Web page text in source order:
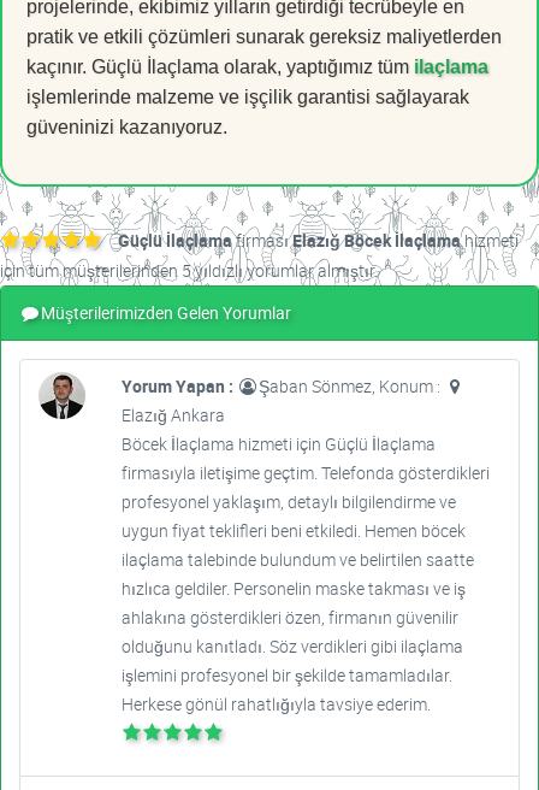
projelerinde, ekibimiz yılların getirdiği tecrübeyle en
pratik ve etkili çözümleri sunarak gereksiz maliyetlerden
kaçınır. Güçlü İlaçlama olarak, yaptığımız tüm ilaçlama
işlemlerinde malzeme ve işçilik garantisi sağlayarak
güveninizi kazanıyoruz.
Güçlü İlaçlamafirmasıElazığ Böcek İlaçlamahizmeti
için tüm müşterilerinden 5 yıldızlı yorumlar almıştır.
Müşterilerimizden Gelen Yorumlar
Yorum Yapan :
Şaban Sönmez, Konum :
Elazığ Ankara
Böcek İlaçlama hizmeti için Güçlü İlaçlama
firmasıyla iletişime geçtim. Telefonda gösterdikleri
profesyonel yaklaşım, detaylı bilgilendirme ve
uygun fiyat teklifleri beni etkiledi. Hemen böcek
ilaçlama talebinde bulundum ve belirtilen saatte
hızlıca geldiler. Personelin maske takması ve iş
ahlakına gösterdikleri özen, firmanın güvenilir
olduğunu kanıtladı. Söz verdikleri gibi ilaçlama
işlemini profesyonel bir şekilde tamamladılar.
Herkese gönül rahatlığıyla tavsiye ederim.